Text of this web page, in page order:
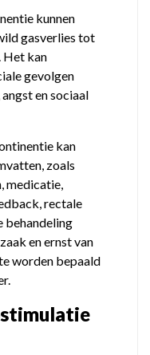
kunnen
gasverlies tot
Het kan
gevolgen
en sociaal
kan
zoals
medicatie,
rectale
behandeling
en ernst van
worden bepaald